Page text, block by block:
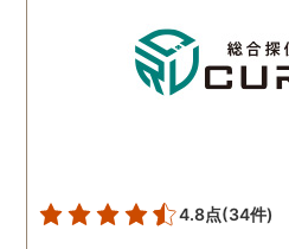
ズでした。 とくに、急なお
願いの時に人員を手配して
頂き、ホテルからの証拠を
後の事についてアドバイス
を頂いて、とても信頼出来
4.8点(34件)